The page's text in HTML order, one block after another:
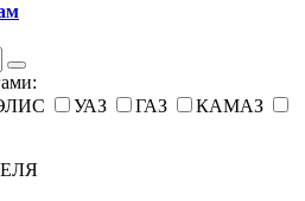
УАЗ ГАЗ
КАМАЗ